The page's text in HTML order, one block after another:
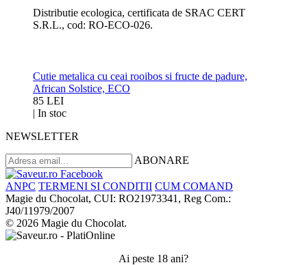
Distributie ecologica, certificata de SRAC CERT
S.R.L., cod: RO-ECO-026.
Cutie metalica cu ceai rooibos si fructe de padure,
African Solstice, ECO
85 LEI
| In stoc
NEWSLETTER
ABONARE
ANPC TERMENI SI CONDITII CUM COMAND
Magie du Chocolat, CUI: RO21973341, Reg Com.:
J40/11979/2007
© 2026 Magie du Chocolat.
Ai peste 18 ani?